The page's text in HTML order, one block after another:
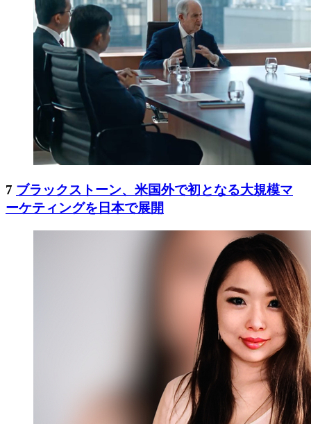
7 ブラックストーン、米国外で初となる大規模マ
ーケティングを日本で展開